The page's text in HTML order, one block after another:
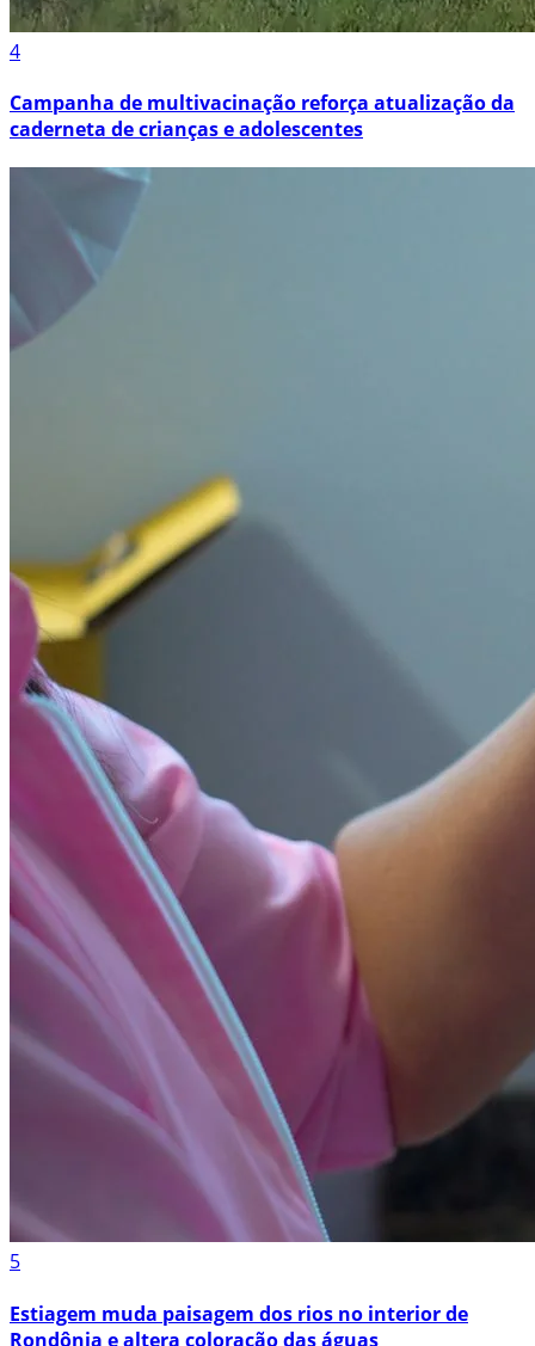
4
Campanha de multivacinação reforça atualização da
caderneta de crianças e adolescentes
5
Estiagem muda paisagem dos rios no interior de
Rondônia e altera coloração das águas